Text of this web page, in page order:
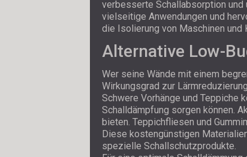
verbesserte Schallabsorption und
vielseitige Anwendungen und
die Isolierung von Maschinen und
Alternative Low-
Wer seine Wände mit einem
Wirkungsgrad zur
Schwere Vorhänge und Teppiche
Schalldämpfung sorgen können.
bieten. Teppichfliesen und
Diese kostengünstigen
spezielle Schallschutzprodukte.